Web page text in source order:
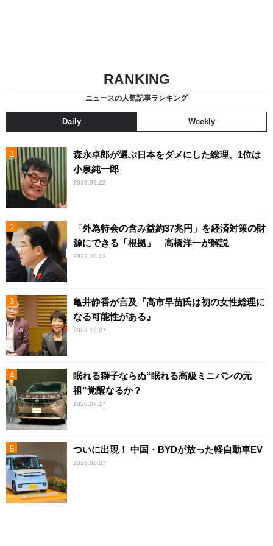
RANKING
ニュースの人気記事ランキング
Daily Weekly
森永卓郎が選ぶ日本をダメにした総理、1位は
小泉純一郎
2018.08.22
「外為特会の含み益約37兆円」を経済対策の財
源にできる「根拠」 高橋洋一が解説
2022.10.12
亀井静香が言及『高市早苗氏は初の女性総理に
なる可能性がある』
2023.12.27
眠れる獅子ならぬ“眠れる高級ミニバンの元
祖”覚醒なるか？
2026.07.17
ついに出現！ 中国・BYDが放った軽自動車EV
2026.08.03